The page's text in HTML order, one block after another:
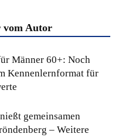
vom Autor
Männer 60+: Noch
Kennenlernformat für
gemeinsamen
– Weitere